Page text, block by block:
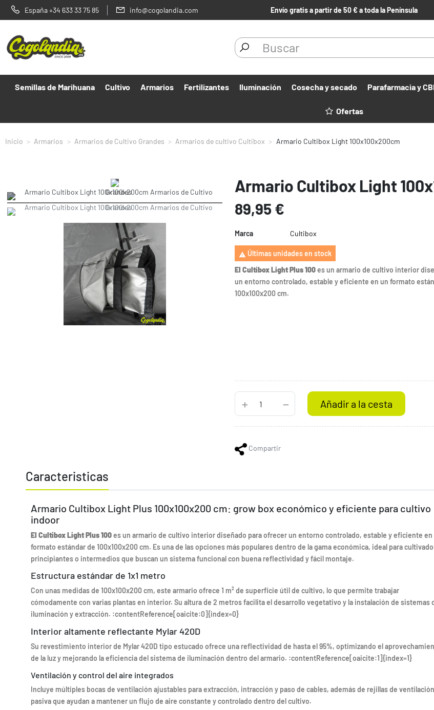
España +34 633 33 75 85 info@cogolandia.com Envío gratis a partir de 50 € a toda la Península
Semillas de Marihuana Cultivo Armarios Fertilizantes Iluminación Cosecha y secado Parafarmacia y
Ofertas
Inicio Armarios Armarios de Cultivo Grandes Armarios de cultivo Cultibox Armario Cultibox Light 100x100x200cm
Armario Cultibox Light
89,95 €
Marca Cultibox
 Últimas unidades en stock
El Cultibox Light Plus 100es un armario de cultivo interior
un entorno controlado, estable y eficiente en un formato
100x100x200 cm.
Añadir a la cesta
Compartir
Caracteristicas
Armario Cultibox Light Plus 100x100x200 cm: grow box económico y eficiente para cultivo
indoor
El Cultibox Light Plus 100es un armario de cultivo interior diseñado para ofrecer un entorno controlado, estable y eficiente en
formato estándar de 100x100x200 cm. Es una de las opciones más populares dentro de la gama económica, ideal para
principiantes o intermedios que buscan un sistema funcional con buena reflectividad y fácil montaje.
Estructura estándar de 1x1 metro
Con unas medidas de 100x100x200 cm, este armario ofrece 1 m² de superficie útil de cultivo, lo que permite trabajar
cómodamente con varias plantas en interior. Su altura de 2 metros facilita el desarrollo vegetativo y la instalación de sistemas
iluminación y extracción. :contentReference[oaicite:0]{index=0}
Interior altamente reflectante Mylar 420D
Su revestimiento interior de Mylar 420D tipo estucado ofrece una reflectividad de hasta el 95%, optimizando el
de la luz y mejorando la eficiencia del sistema de iluminación dentro del armario. :contentReference[oaicite:1]{index=1}
Ventilación y control del aire integrados
Incluye múltiples bocas de ventilación ajustables para extracción, intracción y paso de cables, además de rejillas de ventilación
pasiva que ayudan a mantener un flujo de aire constante y controlado dentro del cultivo.